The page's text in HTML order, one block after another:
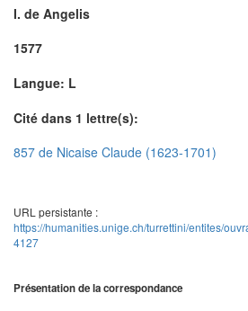
I. de Angelis
1577
Langue: L
Cité dans 1 lettre(s):
857 de Nicaise Claude (1623-1701)
URL persistante :
https://humanities.unige.ch/turrettini/entites/
4127
Présentation de la correspondance